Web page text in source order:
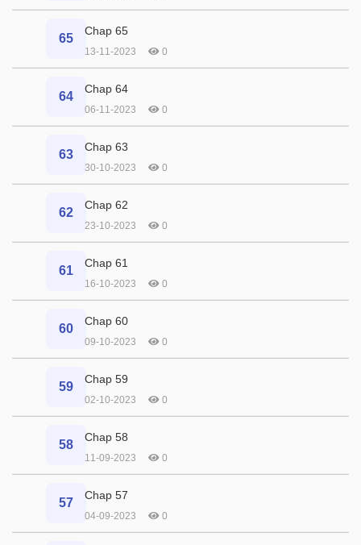
65
Chap 65
13-11-2023 0
64
Chap 64
06-11-2023 0
63
Chap 63
30-10-2023 0
62
Chap 62
23-10-2023 0
61
Chap 61
16-10-2023 0
60
Chap 60
09-10-2023 0
59
Chap 59
02-10-2023 0
58
Chap 58
11-09-2023 0
57
Chap 57
04-09-2023 0